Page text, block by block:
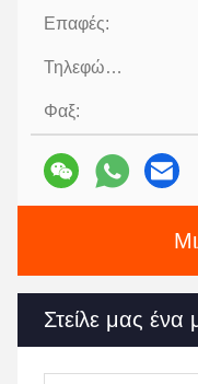
Επαφές:
Τηλεφώνημα:
Φαξ:
Στείλε μας ένα